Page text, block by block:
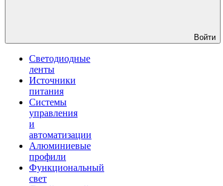
Войти
Светодиодные
ленты
Источники
питания
Системы
управления
и
автоматизации
Алюминиевые
профили
Функциональный
свет